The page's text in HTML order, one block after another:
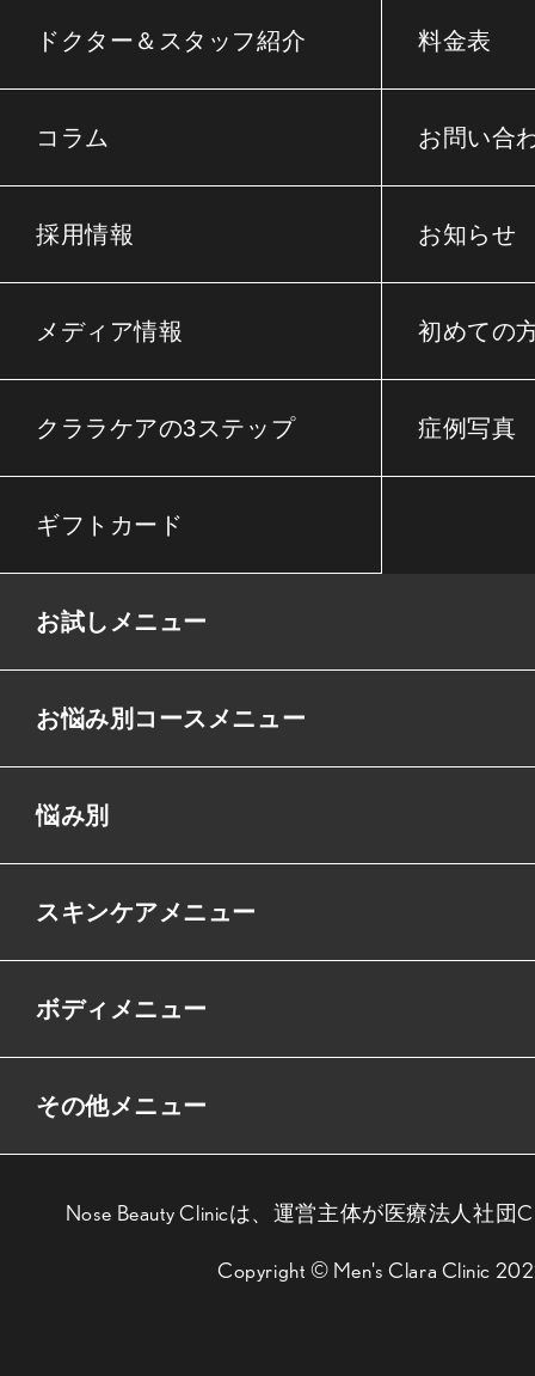
ドクター＆スタッフ紹介 料金表
コラム お問い合
採用情報 お知らせ
メディア情報 初めての
クララケアの3ステップ 症例写真
ギフトカード
お試しメニュー
お悩み別コースメニュー
悩み別
スキンケアメニュー
ボディメニュー
その他メニュー
Nose Beauty Clinicは、運営主体が医療法人社団
Copyright © Men's Clara Clinic